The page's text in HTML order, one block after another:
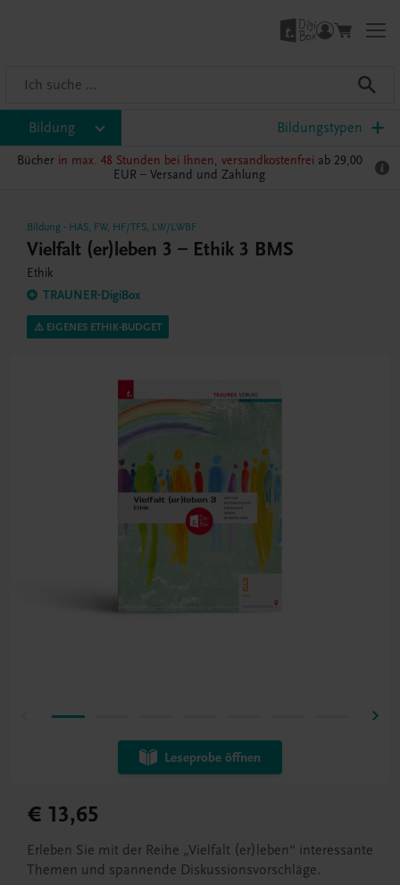
Bildung Bildungstypen
Bücher in max. 48 Stunden bei Ihnen, versandkostenfrei ab 29,00
EUR – Versand und Zahlung
Bildung - HAS, FW, HF/TFS, LW/LWBF
Vielfalt (er)leben 3 – Ethik 3 BMS
Ethik
TRAUNER-DigiBox
⚠️ EIGENES ETHIK-BUDGET
Leseprobe öffnen
€ 13,65
Erleben Sie mit der Reihe „Vielfalt (er)leben“ interessante
Themen und spannende Diskussionsvorschläge.